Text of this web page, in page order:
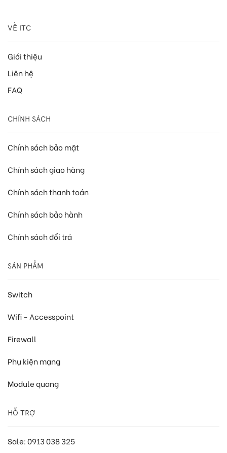
VỀ ITC
Giới thiệu
Liên hệ
FAQ
CHÍNH SÁCH
Chính sách bảo mật
Chính sách giao hàng
Chính sách thanh toán
Chính sách bảo hành
Chính sách đổi trả
SẢN PHẨM
Switch
Wifi - Accesspoint
Firewall
Phụ kiện mạng
Module quang
HỖ TRỢ
Sale: 0913 038 325